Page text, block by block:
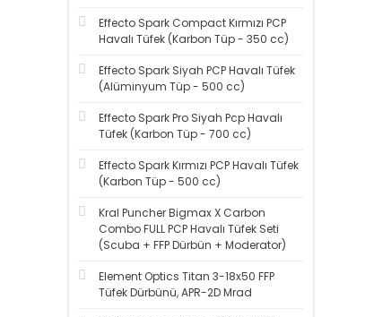
Effecto Spark Compact Kırmızı PCP
Havalı Tüfek (Karbon Tüp - 350 cc)
Effecto Spark Siyah PCP Havalı Tüfek
(Alüminyum Tüp - 500 cc)
Effecto Spark Pro Siyah Pcp Havalı
Tüfek (Karbon Tüp - 700 cc)
Effecto Spark Kırmızı PCP Havalı Tüfek
(Karbon Tüp - 500 cc)
Kral Puncher Bigmax X Carbon
Combo FULL PCP Havalı Tüfek Seti
(Scuba + FFP Dürbün + Moderator)
Element Optics Titan 3-18x50 FFP
Tüfek Dürbünü, APR-2D Mrad